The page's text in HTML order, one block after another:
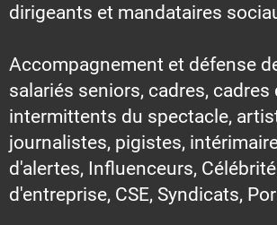
dirigeants et mandataires
Accompagnement et défense
salariés seniors, cadres, cadres
intermittents du spectacle,
journalistes, pigistes,
d'alertes, Influenceurs,
d'entreprise, CSE, Syndicats,